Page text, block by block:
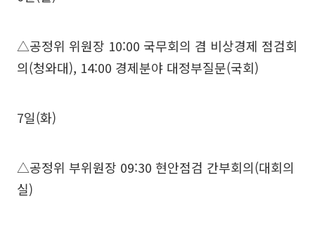
△공정위 위원장 10:00 국무회의 겸 비상경제 점검회
의(청와대), 14:00 경제분야 대정부질문(국회)
7일(화)
△공정위 부위원장 09:30 현안점검 간부회의(대회의
실)